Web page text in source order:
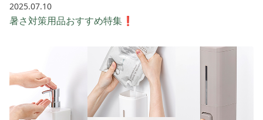
2025.07.10
暑さ対策用品おすすめ特集❗